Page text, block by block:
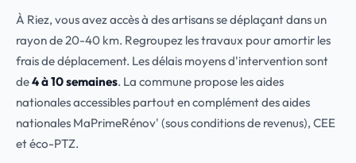
À Riez, vous avez accès à des artisans se déplaçant dans un
rayon de 20-40 km. Regroupez les travaux pour amortir les
frais de déplacement. Les délais moyens d'intervention sont
de4 à 10 semaines. La commune propose les aides
nationales accessibles partout en complément des aides
nationales MaPrimeRénov' (sous conditions de revenus), CEE
et éco-PTZ.